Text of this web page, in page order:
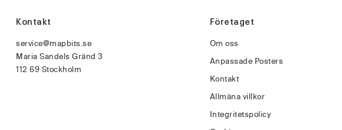
Kontakt
service@mapbits.se
Maria Sandels Gränd 3
112 69 Stockholm
Företaget
Om oss
Anpassade Posters
Kontakt
Allmäna villkor
Integritetspolicy